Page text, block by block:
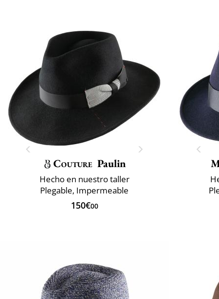
Couture Paulin
Hecho en nuestro taller
Plegable, Impermeable
150€00